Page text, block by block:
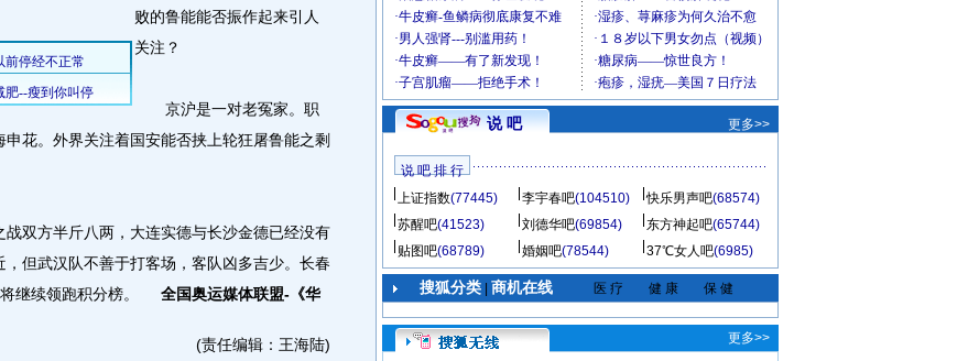
败的鲁能能否振作起来引人
关注？
京沪是一对老冤家。职
花。外界关注着国安能否挟上轮狂屠鲁能之剩
双方半斤八两，大连实德与长沙金德已经没有
但武汉队不善于打客场，客队凶多吉少。长春
将继续领跑积分榜。 全国奥运媒体联盟-《华
(责任编辑：王海陆)
说 吧 更多>>
说 吧 排 行
上证指数(77445) 李宇春吧(104510) 快乐男声吧(68574)
苏醒吧(41523) 刘德华吧(69854) 东方神起吧(65744)
贴图吧(68789) 婚姻吧(78544) 37℃女人吧(6985)
搜狐分类| 商机在线 医 疗 健 康 保 健
更多>>